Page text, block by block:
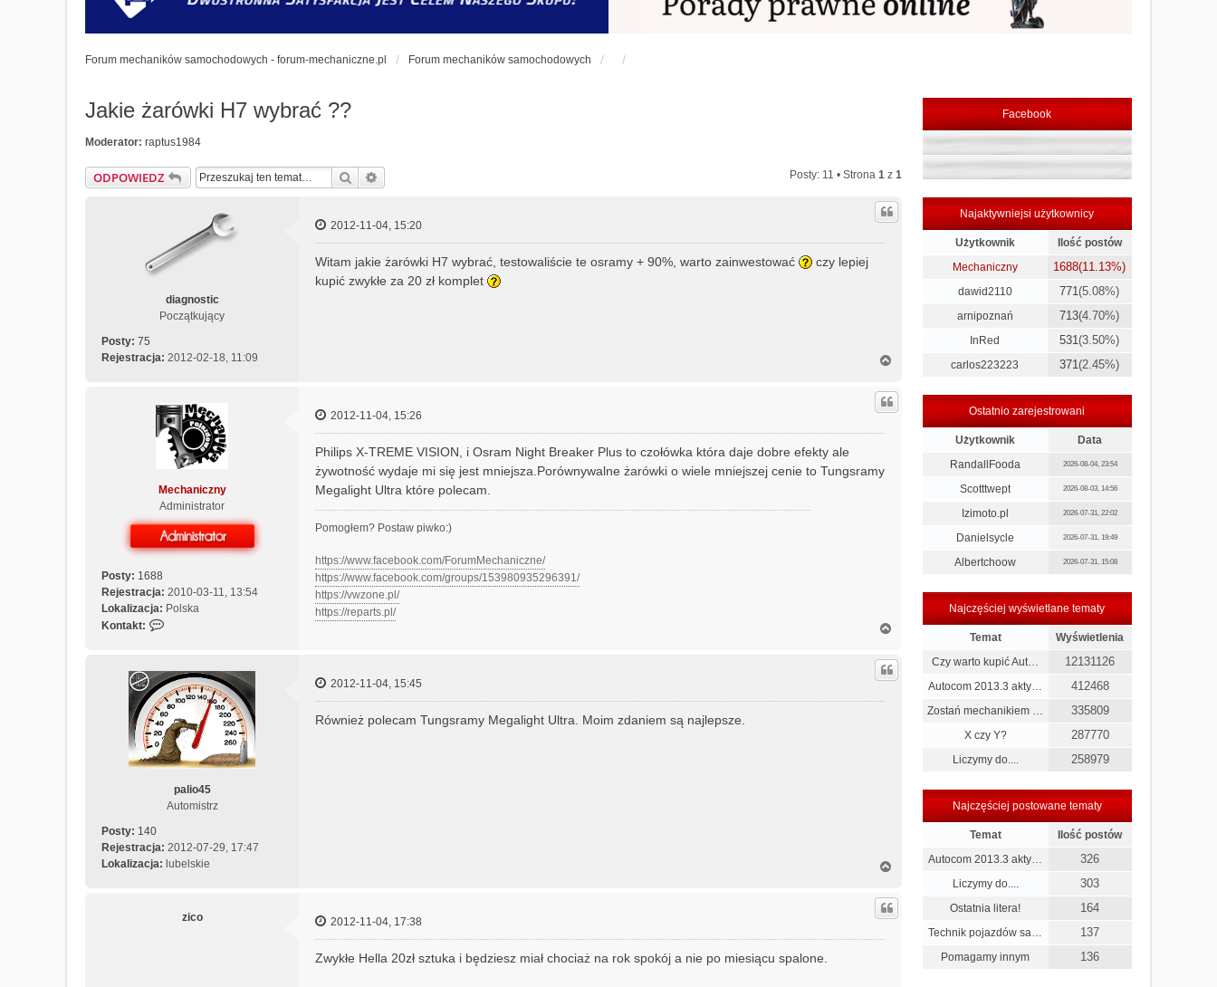
Forum mechaników samochodowych - forum-mechaniczne.pl Forum mechaników samochodowych
Jakie żarówki H7 wybrać ??
Moderator: raptus1984
ODPOWIEDZ Szukaj Posty: 11 • Strona 1z 1
diagnostic
Początkujący
Posty: 75
Rejestracja: 2012-02-18, 11:09
2012-11-04, 15:20
Witam jakie żarówki H7 wybrać, testowaliście te osramy + 90%, warto zainwestować
czy lepiej
kupić zwykłe za 20 zł komplet
g
r
Mechaniczny
Administrator
Posty: 1688
Rejestracja: 2010-03-11, 13:54
Lokalizacja: Polska
Kontakt:
n
t
a
k
t
u
j
i
M
e
2012-11-04, 15:26
Philips X-TREME VISION, i Osram Night Breaker Plus to czołówka która daje dobre efekty ale
żywotność wydaje mi się jest mniejsza.Porównywalne żarówki o wiele mniejszej cenie to Tungsramy
Megalight Ultra które polecam.
Pomogłem? Postaw piwko:)
https://www.facebook.com/ForumMechaniczne/
https://www.facebook.com/groups/153980935296391/
https://vwzone.pl/
https://reparts.pl/
g
r
palio45
Automistrz
Posty: 140
Rejestracja: 2012-07-29, 17:47
Lokalizacja: lubelskie
2012-11-04, 15:45
Również polecam Tungsramy Megalight Ultra. Moim zdaniem są najlepsze.
g
r
zico 2012-11-04, 17:38
Zwykłe Hella 20zł sztuka i będziesz miał chociaż na rok spokój a nie po miesiącu spalone.
Facebook
Najaktywniejsi użytkownicy
Użytkownik
Ilość postów
Mechaniczny
1688(11.13%)
dawid2110 771(5.08%)
arnipoznań 713(4.70%)
InRed 531(3.50%)
carlos223223 371(2.45%)
Ostatnio zarejestrowani
Użytkownik
Data
RandallFooda
2026-08-04, 23:54
Scotttwept 2026-08-03, 14:56
Izimoto.pl 2026-07-31, 22:02
Danielsycle 2026-07-31, 19:49
Albertchoow 2026-07-31, 15:08
Najczęściej wyświetlane tematy
Temat
Wyświetlenia
Czy warto kupić Aut…
12131126
Autocom 2013.3 akty… 412468
Zostań mechanikiem … 335809
X czy Y? 287770
Liczymy do.... 258979
Najczęściej postowane tematy
Temat
Ilość postów
Autocom 2013.3 akty…
326
Liczymy do.... 303
Ostatnia litera! 164
Technik pojazdów sa… 137
Pomagamy innym 136